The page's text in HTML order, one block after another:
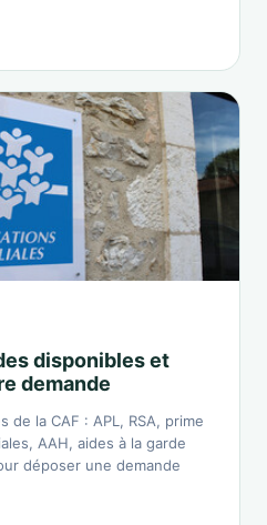
disponibles et
demande
de la CAF : APL, RSA, prime
AAH, aides à la garde
déposer une demande